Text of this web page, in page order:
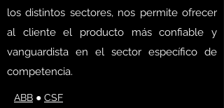
los distintos sectores, nos permite ofrecer
al cliente el producto más confiable y
vanguardista en el sector específico de
competencia.
ABB ● CSF